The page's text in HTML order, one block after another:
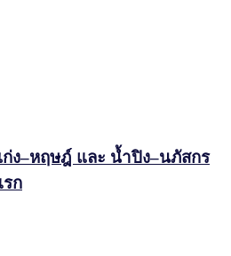
ง–หฤษฎ์ และ น้ำปิง–นภัสกร
ก